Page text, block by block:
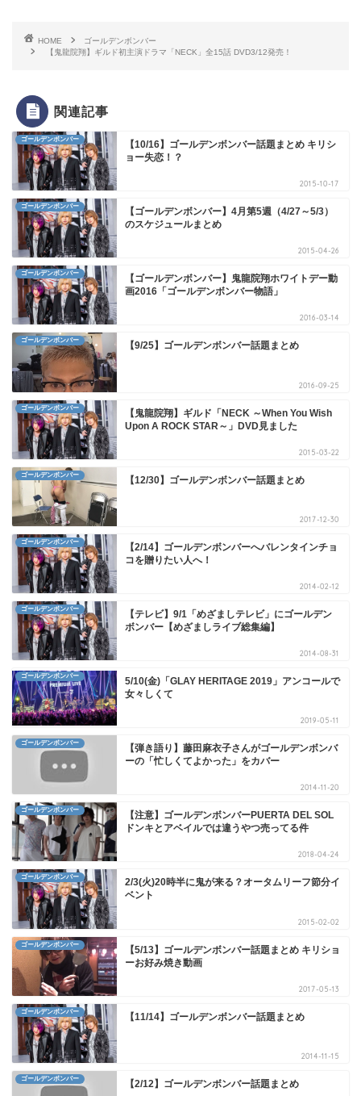
HOME
ゴールデンボンバー
【鬼龍院翔】ギルド初主演ドラマ「NECK」全15話 DVD3/12発売！
関連記事
ゴールデンボンバー
【10/16】ゴールデンボンバー話題まとめ キリシ
ョー失恋！？
2015-10-17
ゴールデンボンバー
【ゴールデンボンバー】4月第5週（4/27～5/3）
のスケジュールまとめ
2015-04-26
ゴールデンボンバー
【ゴールデンボンバー】鬼龍院翔ホワイトデー動
画2016「ゴールデンボンバー物語」
2016-03-14
ゴールデンボンバー 【9/25】ゴールデンボンバー話題まとめ
2016-09-25
ゴールデンボンバー
【鬼龍院翔】ギルド「NECK ～When You Wish
Upon A ROCK STAR～」DVD見ました
2015-03-22
ゴールデンボンバー 【12/30】ゴールデンボンバー話題まとめ
2017-12-30
ゴールデンボンバー
【2/14】ゴールデンボンバーへバレンタインチョ
コを贈りたい人へ！
2014-02-12
ゴールデンボンバー
【テレビ】9/1「めざましテレビ」にゴールデン
ボンバー【めざましライブ総集編】
2014-08-31
ゴールデンボンバー
5/10(金)「GLAY HERITAGE 2019」アンコールで
女々しくて
2019-05-11
ゴールデンボンバー
【弾き語り】藤田麻衣子さんがゴールデンボンバ
ーの「忙しくてよかった」をカバー
2014-11-20
ゴールデンボンバー
【注意】ゴールデンボンバーPUERTA DEL SOL
ドンキとアベイルでは違うやつ売ってる件
2018-04-24
ゴールデンボンバー
2/3(火)20時半に鬼が来る？オータムリーフ節分イ
ベント
2015-02-02
ゴールデンボンバー
【5/13】ゴールデンボンバー話題まとめ キリショ
ーお好み焼き動画
2017-05-13
ゴールデンボンバー 【11/14】ゴールデンボンバー話題まとめ
2014-11-15
ゴールデンボンバー 【2/12】ゴールデンボンバー話題まとめ